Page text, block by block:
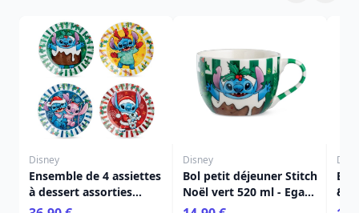
Disney
Ensemble de 4 assiettes
à dessert assorties
Stitch Noël - Egan
Disney
Bol petit déjeuner Stitch
Noël vert 520 ml - Egan
Disney Home
Bol
&
ml